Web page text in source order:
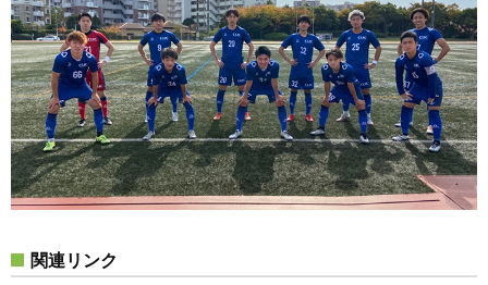
関連リンク